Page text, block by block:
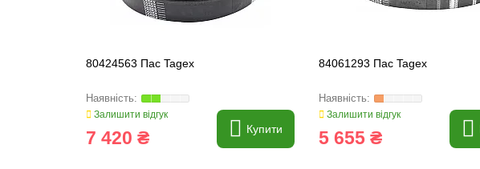
80424563 Пас Tagex
Залишити відгук
7 420 ₴ Купити
84061293 Пас Tagex
Залишити відгук
5 655 ₴